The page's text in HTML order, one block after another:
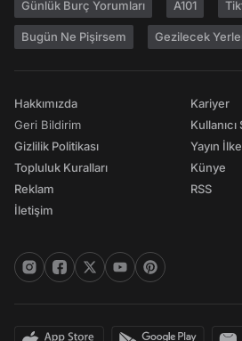
Günlük Burç Yorumları A101
Bugün Ne Pişirsem Gezilecek
Hakkımızda
Geri Bildirim
Gizlilik Politikası
Topluluk Kuralları
Reklam
İletişim
Kariyer
Yayın
Künye
RSS